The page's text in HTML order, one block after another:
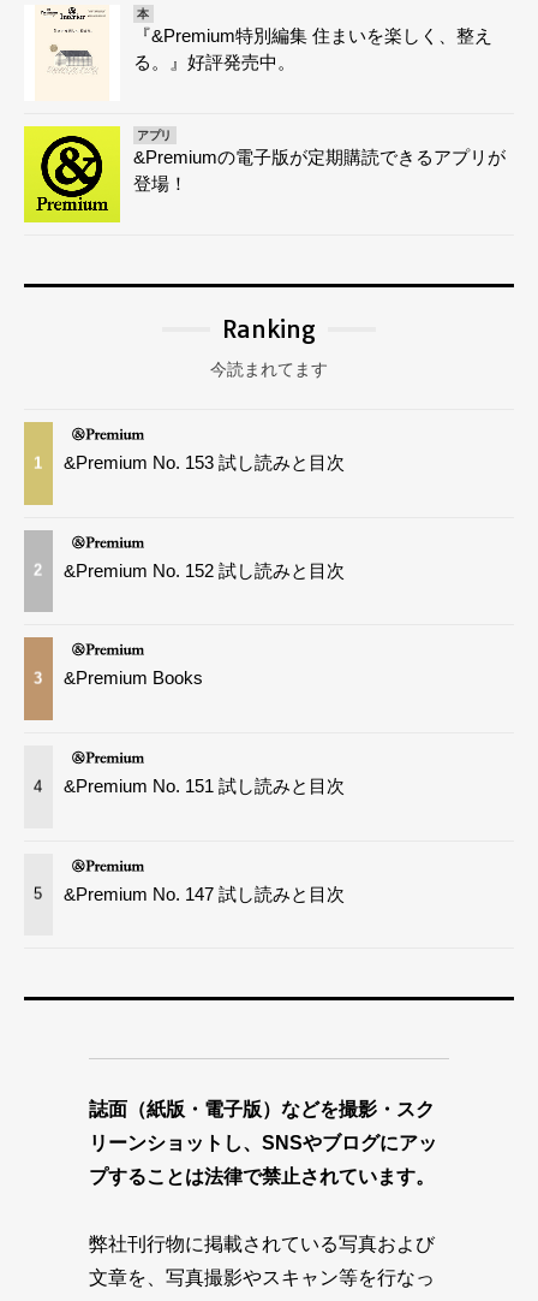
本
『&Premium特別編集 住まいを楽しく、整え
る。』好評発売中。
アプリ
&Premiumの電子版が定期購読できるアプリが
登場！
Ranking
今読まれてます
1 &Premium No. 153 試し読みと目次
2 &Premium No. 152 試し読みと目次
3 &Premium Books
4 &Premium No. 151 試し読みと目次
5 &Premium No. 147 試し読みと目次
誌面（紙版・電子版）などを撮影・スク
リーンショットし、SNSやブログにアッ
プすることは法律で禁止されています。
弊社刊行物に掲載されている写真および
文章を、写真撮影やスキャン等を行なっ